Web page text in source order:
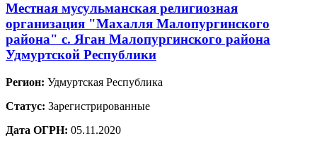
Местная мусульманская религиозная
организация "Махалля Малопургинского
района" с. Яган Малопургинского района
Удмуртской Республики
Регион: Удмуртская Республика
Статус: Зарегистрированные
Дата ОГРН: 05.11.2020